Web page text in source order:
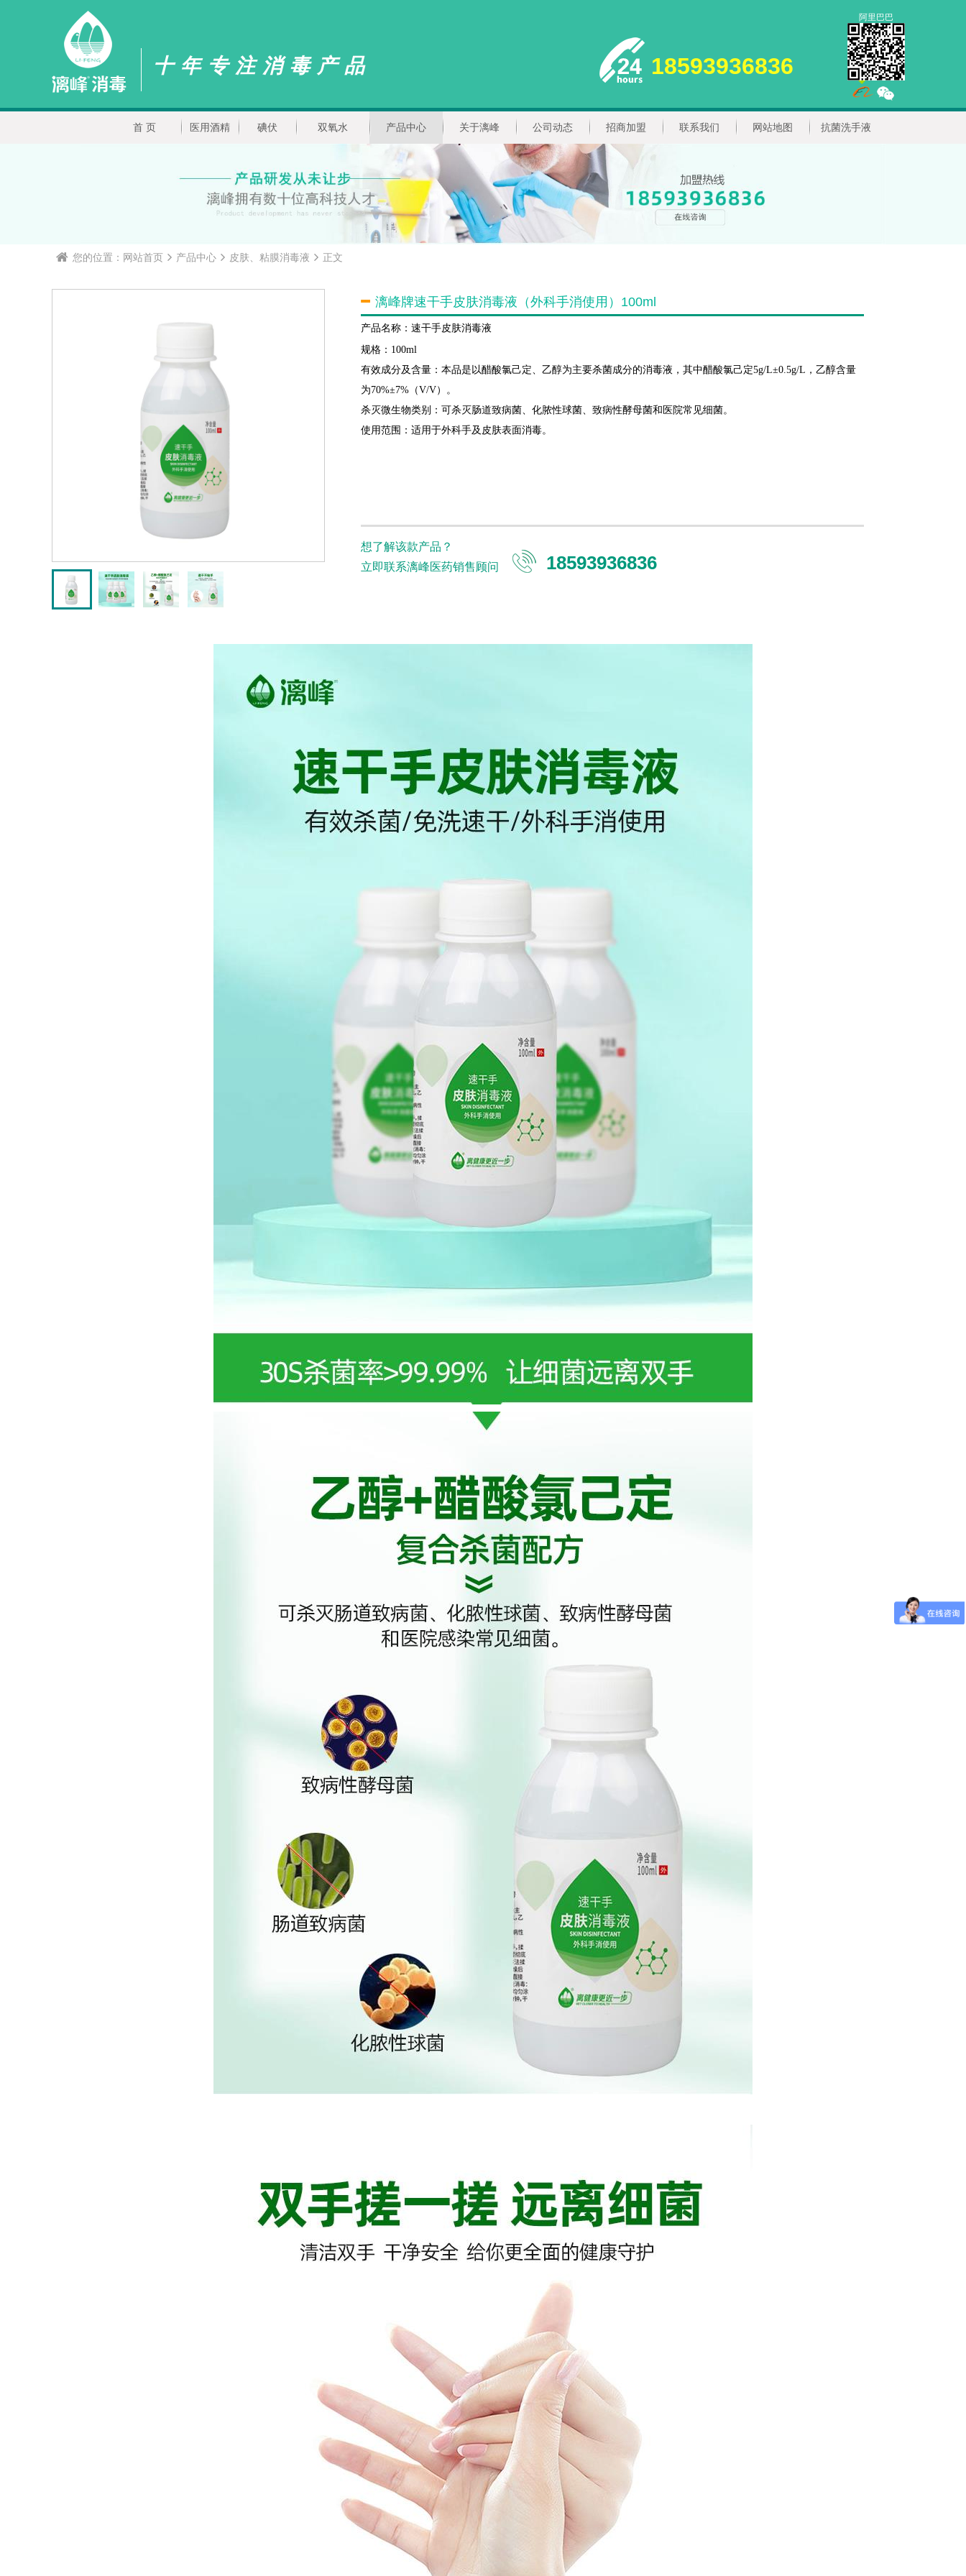
阿里巴巴
18593936836
十年专注消毒产品
首 页 医用酒精 碘伏 双氧水 产品中心 关于漓峰 公司动态 招商加盟 联系我们 网站地图 抗菌洗手液
您的位置： 网站首页 产品中心 皮肤、粘膜消毒液 正文
漓峰牌速干手皮肤消毒液（外科手消使用）100ml
产品名称：速干手皮肤消毒液
规格：100ml
有效成分及含量：本品是以醋酸氯己定、乙醇为主要杀菌成分的消毒液，其中醋酸氯己定5g/L±0.5g/L，乙醇含量
为70%±7%（V/V）。
杀灭微生物类别：可杀灭肠道致病菌、化脓性球菌、致病性酵母菌和医院常见细菌。
使用范围：适用于外科手及皮肤表面消毒。
想了解该款产品？
立即联系漓峰医药销售顾问
18593936836